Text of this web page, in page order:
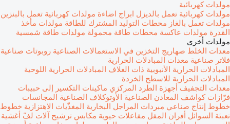
مولدات كهربائية
مولدات كهربائية تعمل بالديزل ابراج اضاءة مولدات كهربائية تعمل بالبنزين
مولدات تعمل بالغاز محطات التوليد المشترك للطاقة مولدات مأخذ
القدرة مولدات عاكسة محطات طاقة محمولة مولدات طاقة شمسية
مولدات أخرى
معدات الخلط صهاريج التخزين في الاستعمالات الصناعية روبوتات صناعية
فلاتر صناعية معدات المبادلات الحرارية
المبادلات الحرارية الأنبوبية ذات الغلاف المبادلات الحرارية اللوحية
المبادلات الحرارية للاسطح الخردة
معدات التجفيف أجهزة الطرد المركزي ماكينات التكسير إلى حبيبات
فرّازات كواشف المعادن الصناعية الأوتوكلاف الصناعية المجانسات
خطوط إنتاج صناعي مبردات المراجل البخارية المغذّيات الاهتزازية خطوط
تعبئة السوائل أفران المفل مفاعلات حيوية مكابس ترشيح آلات لفّ أغشية